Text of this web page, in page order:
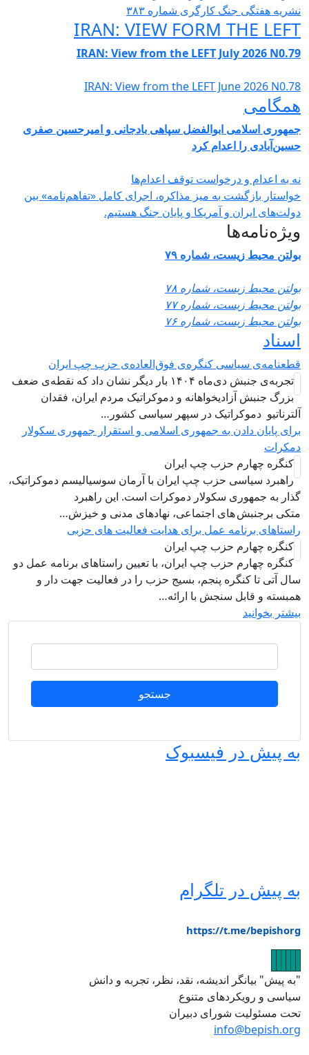
هفتگی جنگ کارگری شمارە ٣٨٣
IRAN: VIEW FORM THE
IRAN: View from the LEFT July 2026
IRAN: View from the LEFT June 2026
اسلامی ابوالفضل سپاهی بادجانی و امیرحسین صفری
را اعدام کرد
به اعدام و درخواست توقف اعدام‌ها
بازگشت به میز مذاکره، اجرای کامل «تفاهم‌نامه» بین
ایران و آمریکا و پایان جنگ هستیم.
محیط زیست، شماره ۷۹
محیط زیست، شماره ۷۸
محیط زیست، شماره ۷۷
محیط زیست، شماره ۷۶
سیاسی کنگره‌ی فوق‌العاده‌ی حزب چپ ایران
تجربه‌ی جنبش دی‌ماه ۱۴۰۴ بار دیگر نشان داد که نقطه‌ی ضعف
بزرگ جنبش آزادیخواهانه و دموکراتیک مردم ایران، فقدان
دموکراتیک در سپهر سیاسی کشور…
پایان دادن به جمهوری اسلامی و استقرار جمهوری سکولار
کنگره چهارم حزب چپ ایران
راهبرد سياسی حزب چپ ایران با آرمان سوسیالیسم دموکراتیک،
به جمهوری سکولار دموکرات است. این راهبرد
برجنبش های اجتماعی، نهادهای مدنی و خیزش‌…
برنامه عمل برای هدایت فعالیت های حزبی
کنگره چهارم حزب چپ ایران
کنگره چهارم حزب چپ ایران، با تعیین راستاهای برنامه عمل دو
آتی تا کنگره پنجم، بسیج حزب را در فعالیت جهت دار و
و قابل سنجش با ارائه…
بخوانید
پیش در فیسبوک
پیش در تلگرام
https://t.me/
پیش" بیانگر اندیشه، نقد، نظر، تجربه و دانش
و رویکردهای متنوع
مسئولیت شورای دبیران